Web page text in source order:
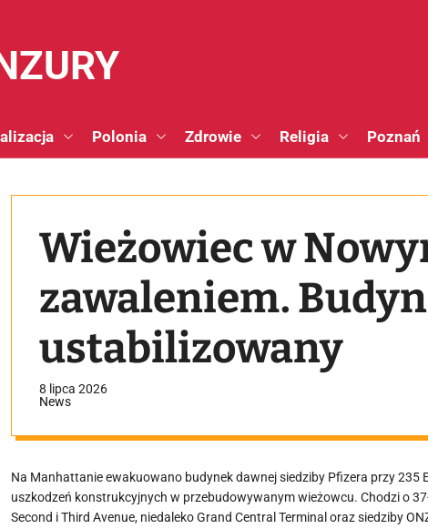
Polonia Zdrowie Religia Poznań
Wieżowiec w
zawaleniem.
ustabilizowany
8 lipca 2026
News
Na Manhattanie ewakuowano budynek dawnej siedziby Pfizera przy
uszkodzeń konstrukcyjnych w przebudowywanym wieżowcu. Chodzi o
Second i Third Avenue, niedaleko Grand Central Terminal oraz siedziby